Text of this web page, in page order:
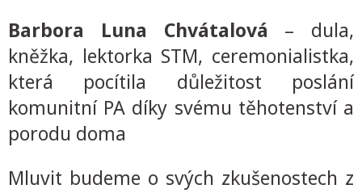
Barbora Luna Chvátalová – dula,
kněžka, lektorka STM, ceremonialistka,
která pocítila důležitost poslání
komunitní PA díky svému těhotenství a
porodu doma
Mluvit budeme o svých zkušenostech z